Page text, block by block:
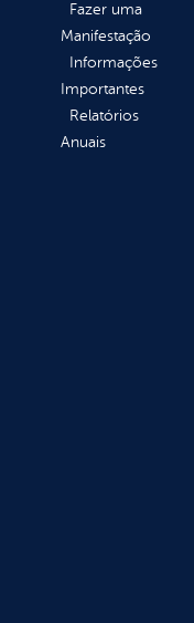
Fazer uma
Manifestação
Informações
Importantes
Relatórios
Anuais